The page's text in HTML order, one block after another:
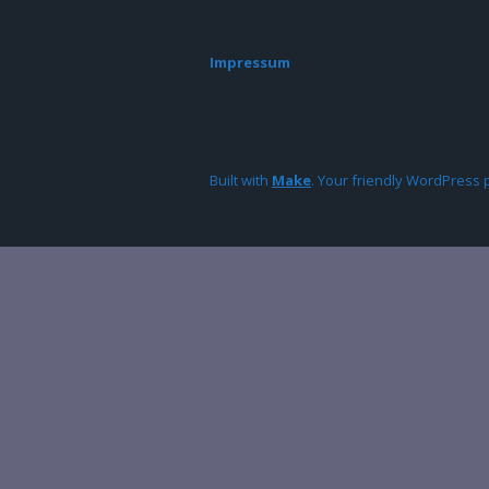
Impressum
Built with Make. Your friendly WordPress